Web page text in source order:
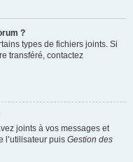
?
types de fichiers joints. Si
transféré, contactez
joints à vos messages et
l’utilisateur puis Gestion des